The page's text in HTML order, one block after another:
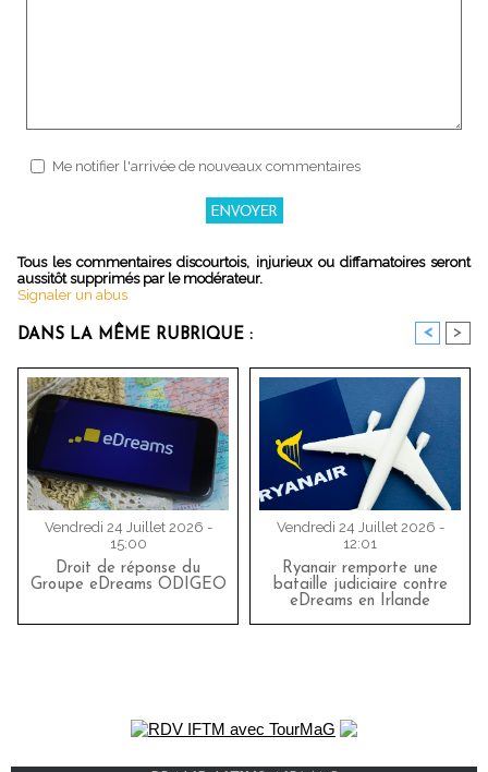
Me notifier l'arrivée de nouveaux commentaires
Tous les commentaires discourtois, injurieux ou diffamatoires seront
aussitôt supprimés par le modérateur.
Signaler un abus
DANS LA MÊME RUBRIQUE : < >
Vendredi 24 Juillet 2026 -
15:00
Droit de réponse du
Groupe eDreams ODIGEO
Vendredi 24 Juillet 2026 -
12:01
Ryanair remporte une
bataille judiciaire contre
eDreams en Irlande